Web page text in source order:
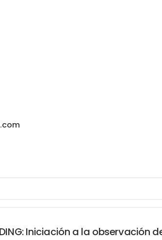
Iniciación a la observación